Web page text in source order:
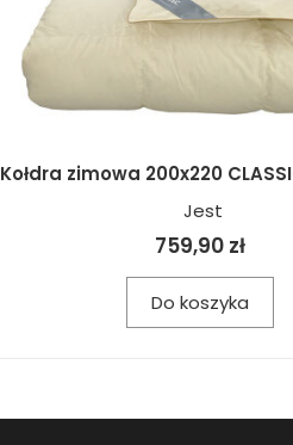
Kołdra zimowa 200x220
Jest
759,90 zł
Do koszyka